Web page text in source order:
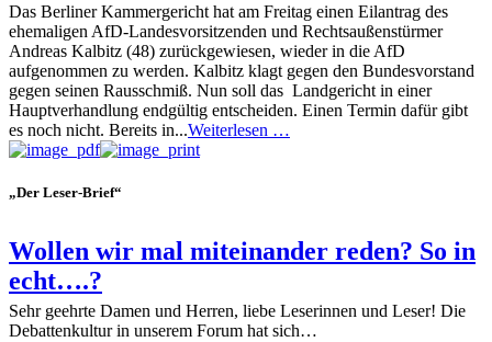
Das Berliner Kammergericht hat am Freitag einen Eilantrag des
ehemaligen AfD-Landesvorsitzenden und Rechtsaußenstürmer
Andreas Kalbitz (48) zurückgewiesen, wieder in die AfD
aufgenommen zu werden. Kalbitz klagt gegen den Bundesvorstand
gegen seinen Rausschmiß. Nun soll das Landgericht in einer
Hauptverhandlung endgültig entscheiden. Einen Termin dafür gibt
es noch nicht. Bereits in...Weiterlesen …
„Der Leser-Brief“
Wollen wir mal miteinander reden? So in
echt….?
Sehr geehrte Damen und Herren, liebe Leserinnen und Leser! Die
Debattenkultur in unserem Forum hat sich…